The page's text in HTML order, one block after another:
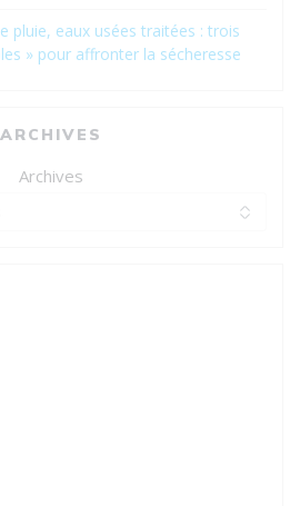
pluie, eaux usées traitées : trois
» pour affronter la sécheresse
ARCHIVES
Archives